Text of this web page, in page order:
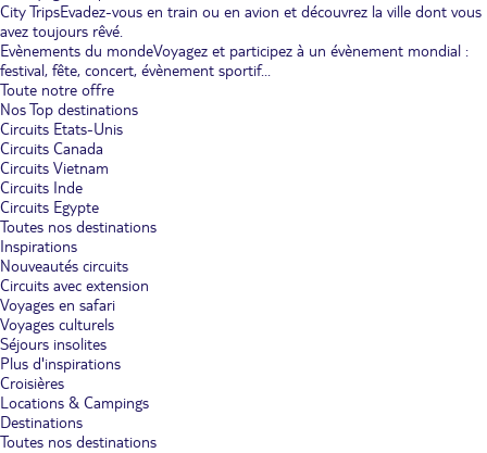
City TripsEvadez-vous en train ou en avion et découvrez la ville dont vous
avez toujours rêvé.
Evènements du mondeVoyagez et participez à un évènement mondial :
festival, fête, concert, évènement sportif...
Toute notre offre
Nos Top destinations
Circuits Etats-Unis
Circuits Canada
Circuits Vietnam
Circuits Inde
Circuits Egypte
Toutes nos destinations
Inspirations
Nouveautés circuits
Circuits avec extension
Voyages en safari
Voyages culturels
Séjours insolites
Plus d'inspirations
Croisières
Locations & Campings
Destinations
Toutes nos destinations